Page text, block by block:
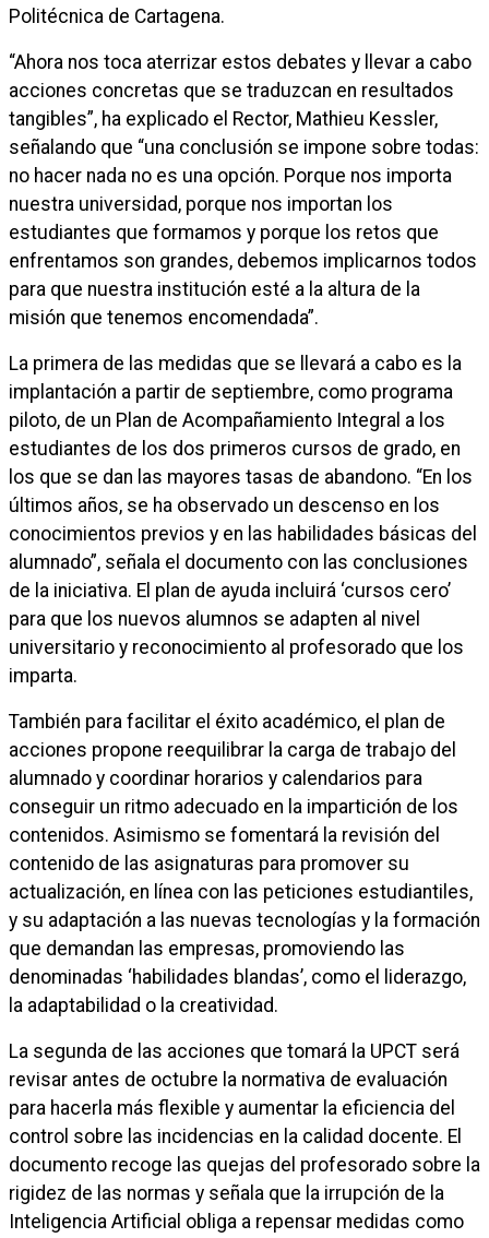
Politécnica de Cartagena.
“Ahora nos toca aterrizar estos debates y llevar a cabo
acciones concretas que se traduzcan en resultados
tangibles”, ha explicado el Rector, Mathieu Kessler,
señalando que “una conclusión se impone sobre todas:
no hacer nada no es una opción. Porque nos importa
nuestra universidad, porque nos importan los
estudiantes que formamos y porque los retos que
enfrentamos son grandes, debemos implicarnos todos
para que nuestra institución esté a la altura de la
misión que tenemos encomendada”.
La primera de las medidas que se llevará a cabo es la
implantación a partir de septiembre, como programa
piloto, de un Plan de Acompañamiento Integral a los
estudiantes de los dos primeros cursos de grado, en
los que se dan las mayores tasas de abandono. “En los
últimos años, se ha observado un descenso en los
conocimientos previos y en las habilidades básicas del
alumnado”, señala el documento con las conclusiones
de la iniciativa. El plan de ayuda incluirá ‘cursos cero’
para que los nuevos alumnos se adapten al nivel
universitario y reconocimiento al profesorado que los
imparta.
También para facilitar el éxito académico, el plan de
acciones propone reequilibrar la carga de trabajo del
alumnado y coordinar horarios y calendarios para
conseguir un ritmo adecuado en la impartición de los
contenidos. Asimismo se fomentará la revisión del
contenido de las asignaturas para promover su
actualización, en línea con las peticiones estudiantiles,
y su adaptación a las nuevas tecnologías y la formación
que demandan las empresas, promoviendo las
denominadas ‘habilidades blandas’, como el liderazgo,
la adaptabilidad o la creatividad.
La segunda de las acciones que tomará la UPCT será
revisar antes de octubre la normativa de evaluación
para hacerla más flexible y aumentar la eficiencia del
control sobre las incidencias en la calidad docente. El
documento recoge las quejas del profesorado sobre la
rigidez de las normas y señala que la irrupción de la
Inteligencia Artificial obliga a repensar medidas como